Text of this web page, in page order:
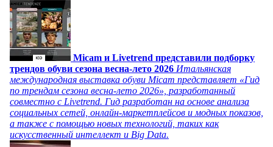
Micam и Livetrend представили подборку
трендов обуви сезона весна-лето 2026 Итальянская
международная выставка обуви Micam представляет «Гид
по трендам сезона весна-лето 2026», разработанный
совместно с Livetrend. Гид разработан на основе анализа
социальных сетей, онлайн-маркетплейсов и модных показов,
а также с помощью новых технологий, таких как
искусственный интеллект и Big Data.